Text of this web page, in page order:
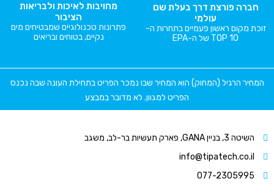
חברה פורצת דרך בעלת שם
עולמי
זוכת מקום ראשון פעמיים בתחרות ה-
TOP 10 של ה-EPA
מחויבות לאיכות ולבריאות
הציבור
פתרונות טכנולוגיים שמבטיחים מים
נקיים, בטוחים ובריאים
המחיר הרגיל (המחוק) הוא המחיר שבו נמכר הפריט בתחילת העונה שבה נכנס
הפריט למגוון. לא מדובר במבצע
השיטה 3, בניין GANA, פארק תעשיות בר-לב, משגב
info@tipatech.co.il
077-2305995